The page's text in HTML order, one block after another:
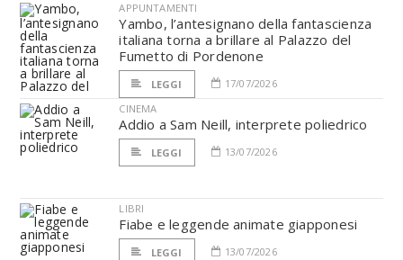
APPUNTAMENTI
Yambo, l’antesignano della fantascienza
italiana torna a brillare al Palazzo del
Fumetto di Pordenone
LEGGI
17/07/2026
CINEMA
Addio a Sam Neill, interprete poliedrico
LEGGI 13/07/2026
LIBRI
Fiabe e leggende animate giapponesi
LEGGI 13/07/2026